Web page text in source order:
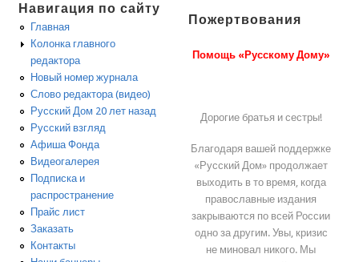
Навигация по сайту
Главная
Колонка главного
редактора
Новый номер журнала
Слово редактора (видео)
Русский Дом 20 лет назад
Русский взгляд
Афиша Фонда
Видеогалерея
Подписка и
распространение
Прайс лист
Заказать
Контакты
Пожертвования
Помощь «Русскому Дому»
Дорогие братья и сестры!
Благодаря вашей поддержке
«Русский Дом» продолжает
выходить в то время, когда
православные издания
закрываются по всей России
одно за другим. Увы, кризис
не миновал никого. Мы